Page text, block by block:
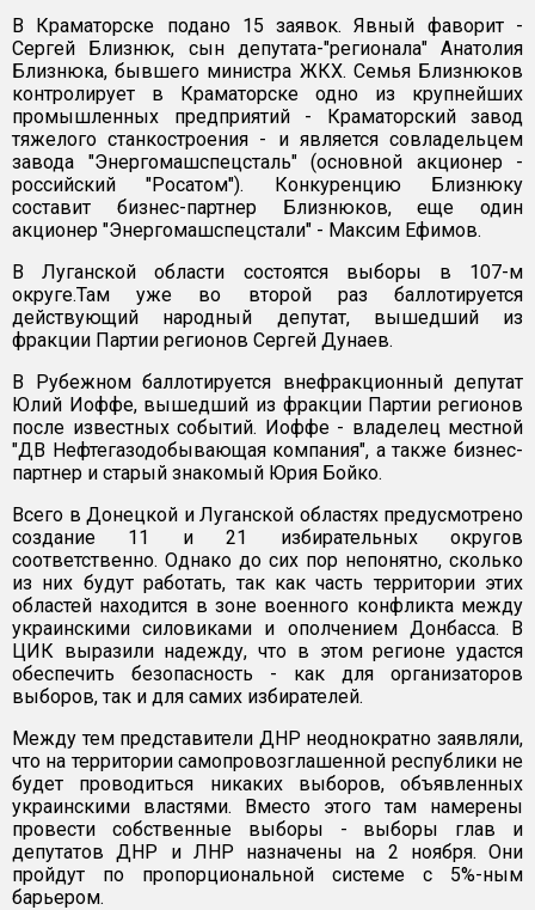
В Краматорске подано 15 заявок. Явный фаворит -
Сергей Близнюк, сын депутата-"регионала" Анатолия
Близнюка, бывшего министра ЖКХ. Семья Близнюков
контролирует в Краматорске одно из крупнейших
промышленных предприятий - Краматорский завод
тяжелого станкостроения - и является совладельцем
завода "Энергомашспецсталь" (основной акционер -
российский "Росатом"). Конкуренцию Близнюку
составит бизнес-партнер Близнюков, еще один
акционер "Энергомашспецстали" - Максим Ефимов.
В Луганской области состоятся выборы в 107-м
округе.Там уже во второй раз баллотируется
действующий народный депутат, вышедший из
фракции Партии регионов Сергей Дунаев.
В Рубежном баллотируется внефракционный депутат
Юлий Иоффе, вышедший из фракции Партии регионов
после известных событий. Иоффе - владелец местной
"ДВ Нефтегазодобывающая компания", а также бизнес-
партнер и старый знакомый Юрия Бойко.
Всего в Донецкой и Луганской областях предусмотрено
создание 11 и 21 избирательных округов
соответственно. Однако до сих пор непонятно, сколько
из них будут работать, так как часть территории этих
областей находится в зоне военного конфликта между
украинскими силовиками и ополчением Донбасса. В
ЦИК выразили надежду, что в этом регионе удастся
обеспечить безопасность - как для организаторов
выборов, так и для самих избирателей.
Между тем представители ДНР неоднократно заявляли,
что на территории самопровозглашенной республики не
будет проводиться никаких выборов, объявленных
украинскими властями. Вместо этого там намерены
провести собственные выборы - выборы глав и
депутатов ДНР и ЛНР назначены на 2 ноября. Они
пройдут по пропорциональной системе с 5%-ным
барьером.